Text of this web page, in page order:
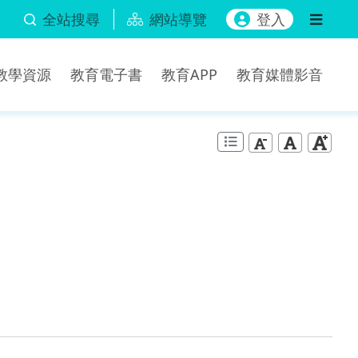
全站搜尋 網站導覽 登入
學資源 教育電子書 教育APP 教育媒體影音